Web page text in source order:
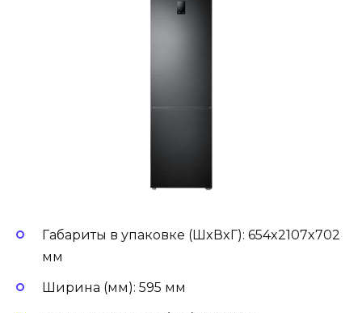
Габариты в упаковке (ШxВxГ): 654x2107x702
мм
Ширина (мм): 595 мм